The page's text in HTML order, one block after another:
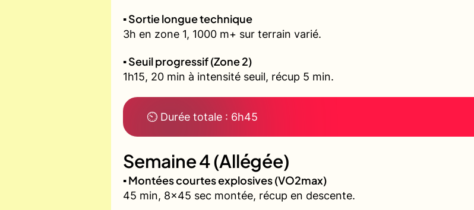
▪️ Sortie longue technique
3h en zone 1, 1000 m+ sur terrain varié.
▪️ Seuil progressif (Zone 2)
1h15, 20 min à intensité seuil, récup 5 min.
⏲ Durée totale : 6h45
Semaine 4 (Allégée)
▪️ Montées courtes explosives (VO2max)
45 min, 8x45 sec montée, récup en descente.